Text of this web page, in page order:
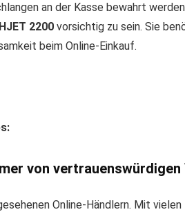
an der Kasse bewahrt
2200 vorsichtig zu sein. Sie
beim Online-Einkauf.
von
Online-Händlern. Mit vielen